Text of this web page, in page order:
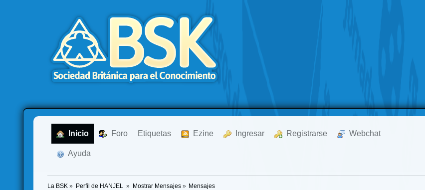
Inicio Foro Etiquetas Ezine Ingresar Registrarse Webchat
Ayuda
La BSK » Perfil de HANJEL » Mostrar Mensajes» Mensajes